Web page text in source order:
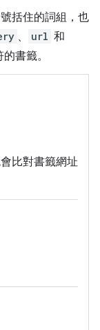
括住的詞組，也
、 url 和
書籤。
比對書籤網址